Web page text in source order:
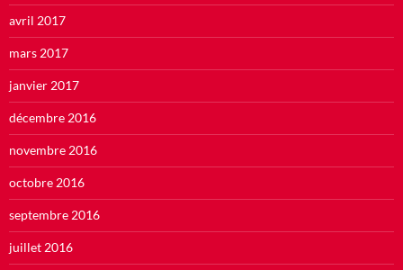
avril 2017
mars 2017
janvier 2017
décembre 2016
novembre 2016
octobre 2016
septembre 2016
juillet 2016